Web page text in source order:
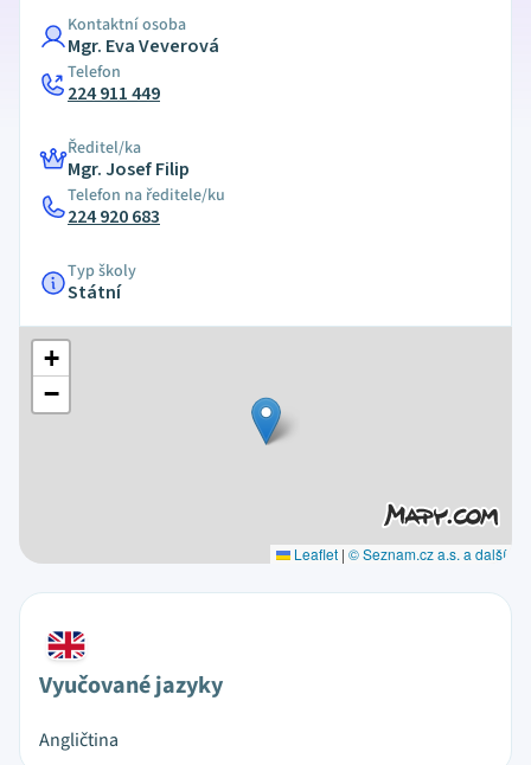
Kontaktní osoba
Mgr. Eva Veverová
Telefon
224 911 449
Ředitel/ka
Mgr. Josef Filip
Telefon na ředitele/ku
224 920 683
Typ školy
Státní
+
−
Leaflet | © Seznam.cz a.s. a další
Vyučované jazyky
Angličtina